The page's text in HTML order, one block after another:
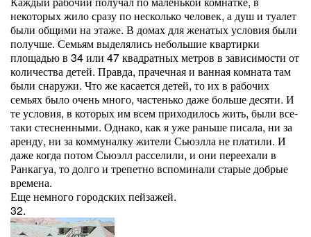
некоторых жило сразу по несколько человек, а душ и туалет
были общими на этаже. В домах для женатых условия были
получше. Семьям выделялись небольшие квартирки
площадью в 34 или 47 квадратных метров в зависимости от
количества детей. Правда, прачечная и ванная комната там
были снаружи. Что же касается детей, то их в рабочих
семьях было очень много, частенько даже больше десяти. И
те условия, в которых им всем приходилось жить, были все-
таки стесненными. Однако, как я уже раньше писала, ни за
аренду, ни за коммуналку жители Сьюэлла не платили. И
даже когда потом Сьюэлл расселили, и они переехали в
Ранкагуа, то долго и трепетно вспоминали старые добрые
времена.
Еще немного городских пейзажей.
32.